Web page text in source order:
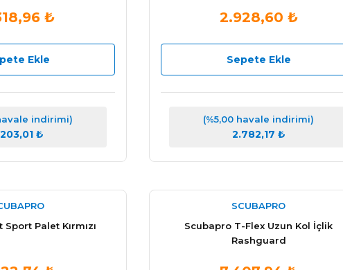
₺
Ekle
indirimi)
₺
2.928,60 ₺
Sepete Ekle
(%5,00 havale indirimi)
2.782,17 ₺
Palet Kırmızı
SCUBAPRO
Scubapro T-Flex Uzun Kol İçlik
Rashguard